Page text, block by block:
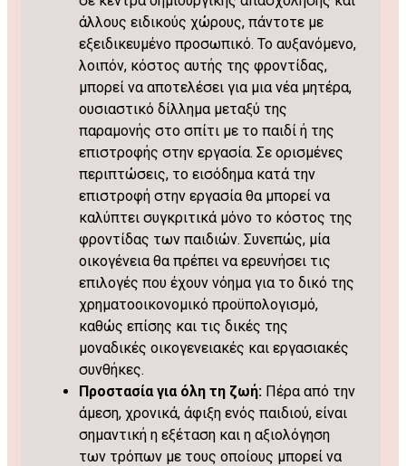
άλλους ειδικούς χώρους, πάντοτε με
εξειδικευμένο προσωπικό. Το αυξανόμενο,
λοιπόν, κόστος αυτής της φροντίδας,
μπορεί να αποτελέσει για μια νέα μητέρα,
ουσιαστικό δίλλημα μεταξύ της
παραμονής στο σπίτι με το παιδί ή της
επιστροφής στην εργασία. Σε ορισμένες
περιπτώσεις, το εισόδημα κατά την
επιστροφή στην εργασία θα μπορεί να
καλύπτει συγκριτικά μόνο το κόστος της
φροντίδας των παιδιών. Συνεπώς, μία
οικογένεια θα πρέπει να ερευνήσει τις
επιλογές που έχουν νόημα για το δικό της
χρηματοοικονομικό προϋπολογισμό,
καθώς επίσης και τις δικές της
μοναδικές οικογενειακές και εργασιακές
συνθήκες.
Προστασία για όλη τη ζωή:Πέρα από την
άμεση, χρονικά, άφιξη ενός παιδιού, είναι
σημαντική η εξέταση και η αξιολόγηση
των τρόπων με τους οποίους μπορεί να